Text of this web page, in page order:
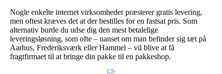
Nogle enkelte internet virksomheder præsterer gratis levering,
men oftest kræves det at der bestilles for en fastsat pris. Som
alternativ burde du udse dig den mest betalelige
leveringsløsning, som ofte – uanset om man befinder sig tæt på
Aarhus, Frederiksværk eller Hammel – vil blive at få
fragtfirmaet til at bringe din pakke til en pakkeshop.